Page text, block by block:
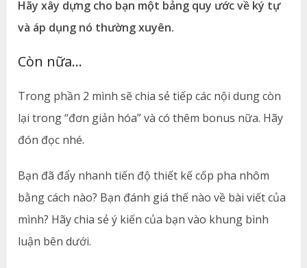
Hãy xây dựng cho bạn một bảng quy ước về ký tự
và áp dụng nó thường xuyên.
Còn nữa…
Trong phần 2 mình sẽ chia sẻ tiếp các nội dung còn
lại trong “đơn giản hóa” và có thêm bonus nữa. Hãy
đón đọc nhé.
Bạn đã đẩy nhanh tiến độ thiết kế cốp pha nhôm
bằng cách nào? Bạn đánh giá thế nào về bài viết của
mình? Hãy chia sẻ ý kiến của bạn vào khung bình
luận bên dưới.